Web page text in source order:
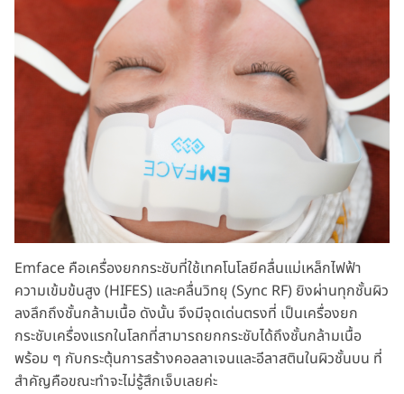
Emface คือเครื่องยกกระชับที่ใช้เทคโนโลยีคลื่นแม่เหล็กไฟฟ้า
ความเข้มข้นสูง (HIFES) และคลื่นวิทยุ (Sync RF) ยิงผ่านทุกชั้นผิว
ลงลึกถึงชั้นกล้ามเนื้อ ดังนั้น จึงมีจุดเด่นตรงที่ เป็นเครื่องยก
กระชับเครื่องแรกในโลกที่สามารถยกกระชับได้ถึงชั้นกล้ามเนื้อ
พร้อม ๆ กับกระตุ้นการสร้างคอลลาเจนและอีลาสตินในผิวชั้นบน ที่
สำคัญคือขณะทำจะไม่รู้สึกเจ็บเลยค่ะ